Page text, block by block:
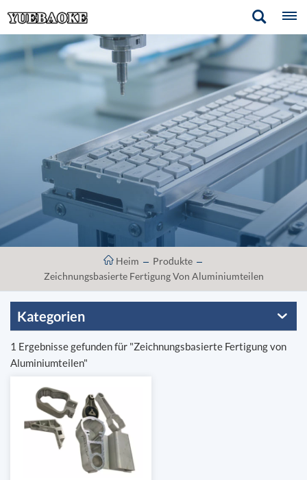
Heim
Produkte
Zeichnungsbasierte Fertigung Von Aluminiumteilen
Kategorien
1 Ergebnisse gefunden für "Zeichnungsbasierte Fertigung von
Aluminiumteilen"